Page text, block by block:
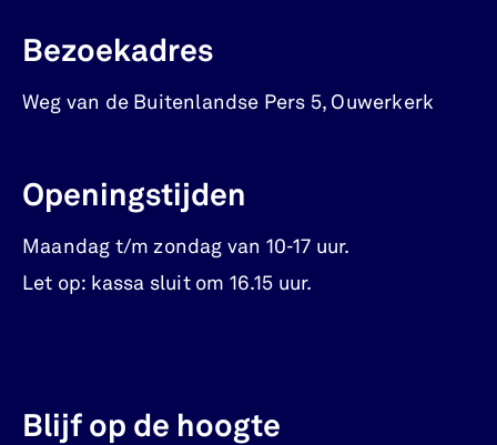
Bezoekadres
Weg van de Buitenlandse Pers 5, Ouwerkerk
Openingstijden
Maandag t/m zondag van 10-17 uur.
Let op: kassa sluit om 16.15 uur.
Blijf op de hoogte